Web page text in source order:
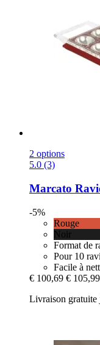
2 options
5.0 (3)
Marcato
-5%
Rouge
Noir
Format de
Pour 10
Facile à
€ 100,69 € 105,99
Livraison gratuite